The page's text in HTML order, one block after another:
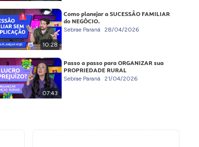
10:28
Como planejar a SUCESSÃO FAMILIAR
do NEGÓCIO.
Sebrae Paraná 28/04/2026
07:43
Passo a passo para ORGANIZAR sua
PROPRIEDADE RURAL
Sebrae Paraná 21/04/2026